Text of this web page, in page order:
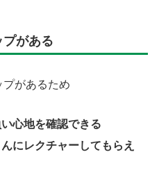
プがある
があるため
心地を確認できる
にレクチャーしてもらえ